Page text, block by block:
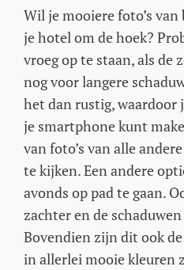
Wil je mooiere foto’s
je hotel om de hoek?
vroeg op te staan, als de
nog voor langere
het dan rustig, waardoor
je smartphone kunt
van foto’s van alle
te kijken. Een andere
avonds op pad te gaan.
zachter en de
Bovendien zijn dit ook
in allerlei mooie kleuren